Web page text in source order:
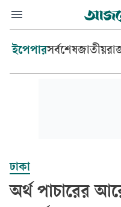
ইপেপারসর্বশেষজাতীয়
ঢাকা
অর্থ পাচারের